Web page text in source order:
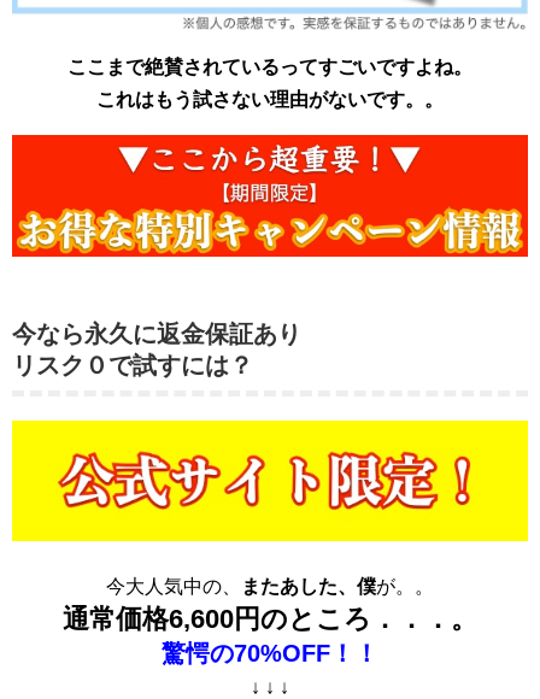
ここまで絶賛されているってすごいですよね。
これはもう試さない理由がないです。。
今なら永久に返金保証あり
リスク０で試すには？
今大人気中の、 またあした、僕が。。
通常価格6,600円のところ．．．。
驚愕の70%OFF！！
↓ ↓ ↓